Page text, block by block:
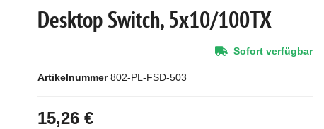
Desktop Switch, 5x10/100TX
Artikelnummer 802-PL-FSD-503
15,26 €
Sofort verfügbar